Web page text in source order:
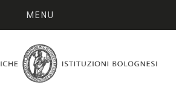
MENU